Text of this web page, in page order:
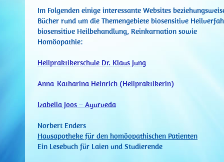
Im Folgenden einige interessante Websites
Bücher rund um die Themengebiete biosensitive
biosensitive Heilbehandlung, Reinkarnation sowie
Homöopathie:
Heilpraktikerschule Dr. Klaus Jung
Anna-Katharina Heinrich (Heilpraktikerin)
Izabella Joos – Ayurveda
Norbert Enders
Hausapotheke für den homöopathischen Patienten
Ein Lesebuch für Laien und Studierende